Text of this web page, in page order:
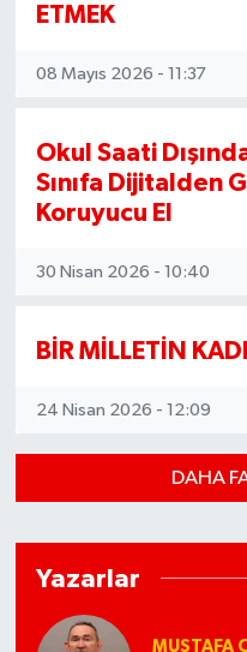
ETMEK
08 Mayıs 2026 - 11:37
Okul Saati
Sınıfa Dijitalden
Koruyucu El
30 Nisan 2026 - 10:40
BİR MİLLETİN
24 Nisan 2026 - 12:09
DAHA
Yazarlar
MUSTAFA